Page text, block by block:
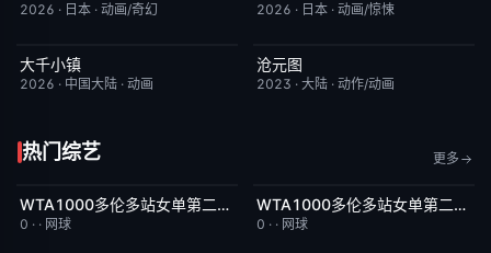
2026 · 日本 · 动画/奇幻 2026 · 日本 · 动画/惊悚
更新至第5集
大千小镇
2026 · 中国大陆 · 动画
更新至第89集
沧元图
2023 · 大陆 · 动作/动画
热门综艺 更多
今日更新 5.0WTA1000多伦多站女单第二轮：扎拉祖阿VS费尔南德斯
0 · · 网球
今日更新 5.0WTA1000多伦多站女单第二轮：帕克斯VS伊埃拉
0 · · 网球